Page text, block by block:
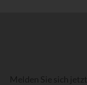
Melden Sie sich